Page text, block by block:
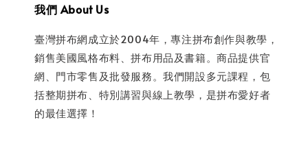
我們 About Us
臺灣拼布網成立於2004年，專注拼布創作與教學，
銷售美國風格布料、拼布用品及書籍。商品提供官
網、門市零售及批發服務。我們開設多元課程，包
括整期拼布、特別講習與線上教學，是拼布愛好者
的最佳選擇！